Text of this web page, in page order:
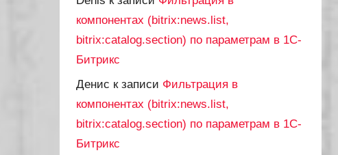
компонентах (bitrix:news.list,
bitrix:catalog.section) по параметрам в 1С-
Битрикс
Денис к записи Фильтрация в
компонентах (bitrix:news.list,
bitrix:catalog.section) по параметрам в 1С-
Битрикс